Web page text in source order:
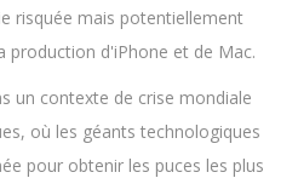
risquée mais potentiellement
production d'iPhone et de Mac.
un contexte de crise mondiale
où les géants technologiques
pour obtenir les puces les plus